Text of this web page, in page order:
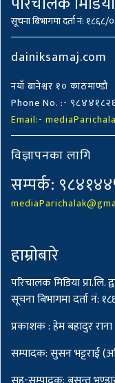
सूचना बिभागमा दर्ता नं:
dainiksamaj.com
नयाँ बानेश्वर १० काठमाण्डौ
Phone No. :-
Email:-
विज्ञापनका लागि
सम्पर्क:
हाम्राेबारे
परिचालक मिडिया प्रा.लि.
सूचना बिभागमा दर्ता नं:
प्रकाशक : हेम बहादुर
सम्पादक: सुसन भट्टराई